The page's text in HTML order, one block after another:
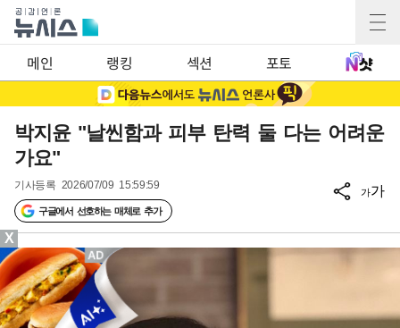
메인 랭킹 섹션 포토
박지윤 "날씬함과 피부 탄력 둘 다는 어려운
가요"
기사등록 2026/07/09 15:59:59
구글에서 선호하는 매체로 추가
가가
X